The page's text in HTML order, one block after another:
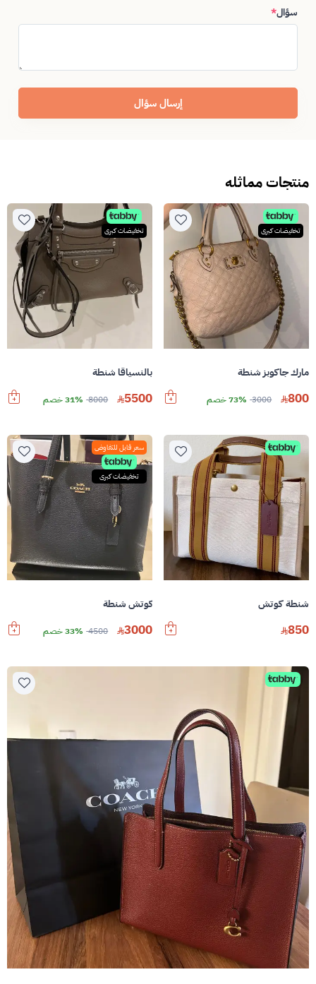
سؤال*
إرسال سؤال
منتجات مماثله
تخفيضات كبرى
مارك جاكوبز شنطة
800
3000 73% خصم
تخفيضات كبرى
بالنسياقا شنطة
5500
8000 31% خصم
شنطة كوتش
850
سعر قابل للتفاوض
تخفيضات كبرى
كوتش شنطة
3000
4500 33% خصم